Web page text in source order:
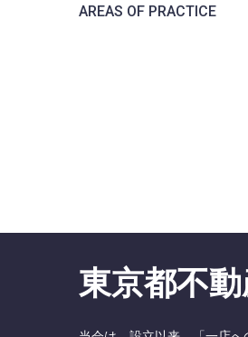
AREAS OF PRACTICE
東京都不